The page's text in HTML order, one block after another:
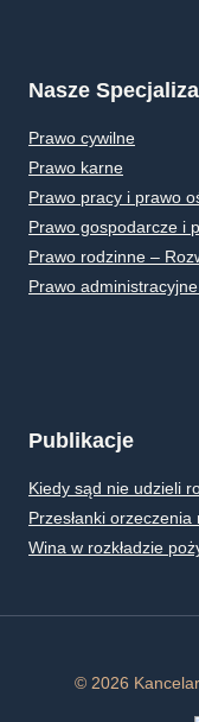
Nasze
Prawo cywilne
Prawo karne
Prawo pracy i prawo
Prawo gospodarcze i
Prawo rodzinne –
Prawo
Publikacje
Kiedy sąd nie udzieli
Przesłanki orzeczenia
Wina w rozkładzie
© 2026